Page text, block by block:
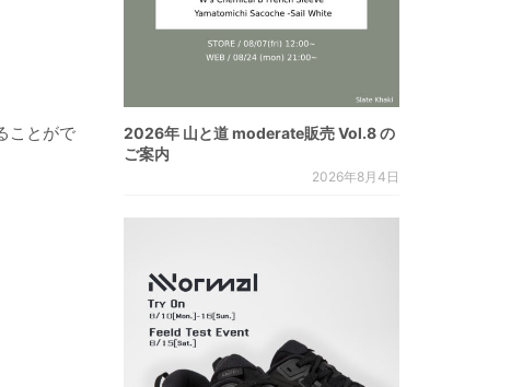
ことがで
2026年 山と道 moderate販売 Vol.8 の
ご案内
2026年8月4日